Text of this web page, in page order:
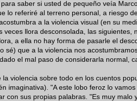
saber si usted de pequeño veía
lo referiré al terreno personal, a riesgo
a la violencia visual (en su
llora desconsolada, las siguientes,
a ella no hay forma de pasarle el
sé) que a la violencia nos
el mal paso de considerarla normal,
violencia sobre todo en los cuentos
imaginativa). "A este lobo feroz lo
con sus propias palabras. "Es muy malo